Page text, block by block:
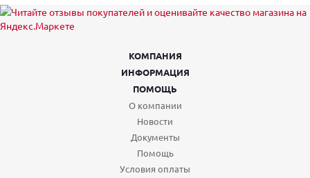
КОМПАНИЯ
ИНФОРМАЦИЯ
ПОМОЩЬ
О компании
Новости
Документы
Помощь
Условия оплаты